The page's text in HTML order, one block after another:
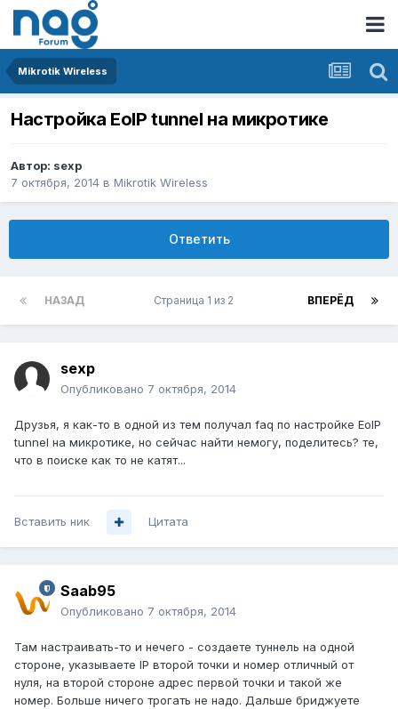
Mikrotik Wireless
Настройка EoIP tunnel на микротике
Автор: sexp
7 октября, 2014 в Mikrotik Wireless
Ответить
НАЗАД ВПЕРЁД
Страница 1 из 2
sexp
Опубликовано 7 октября, 2014
Друзья, я как-то в одной из тем получал faq по настройке EoIP
tunnel на микротике, но сейчас найти немогу, поделитесь? те,
что в поиске как то не катят...
Вставить ник Цитата
Saab95
Опубликовано 7 октября, 2014
Там настраивать-то и нечего - создаете туннель на одной
стороне, указываете IP второй точки и номер отличный от
нуля, на второй стороне адрес первой точки и такой же
номер. Больше ничего трогать не надо. Дальше бриджуете